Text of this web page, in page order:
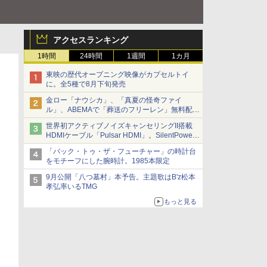
アクセスランキング
1時間 24時間 1週間 1カ月
東映の歴代オープニング映像がカプセルトイ
に。全5種で8月下旬発売
金ロー「ナウシカ」、「真夏の怪奇ファイ
ル」、ABEMAで「葬送のフリーレン」無料配信
など。夏の特番・配信情報
世界初アクティブノイズキャンセリングII搭載
HDMIケーブル「Pulsar HDMI」。SilentPower
から
「バック・トゥ・ザ・フューチャー」の時計台
をモチーフにした腕時計。1985本限定
9月公開「八つ墓村」本予告。主題歌はB'z松本
孝弘率いるTMG
もっと見る